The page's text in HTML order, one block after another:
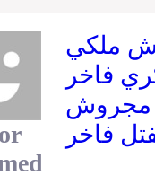
ملكي
فاخر
فاخر